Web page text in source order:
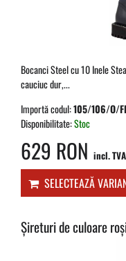
Bocanci Steel cu 10 Inele
cauciuc dur,...
Importă codul:105/106/O/
Disponibilitate:Stoc
629 RON incl. TVA
SELECTEAZĂ
Șireturi de culoare